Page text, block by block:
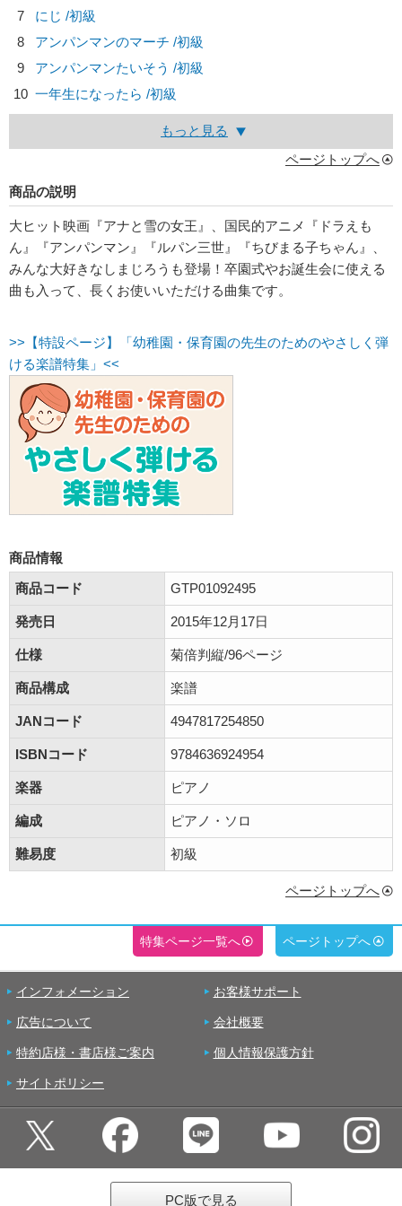
7
にじ /初級
8
アンパンマンのマーチ /初級
9
アンパンマンたいそう /初級
10 一年生になったら /初級
もっと見る
ページトップへ
商品の説明
大ヒット映画『アナと雪の女王』、国民的アニメ『ドラえも
ん』『アンパンマン』『ルパン三世』『ちびまる子ちゃん』、
みんな大好きなしまじろうも登場！卒園式やお誕生会に使える
曲も入って、長くお使いいただける曲集です。
>>【特設ページ】「幼稚園・保育園の先生のためのやさしく弾
ける楽譜特集」<<
商品情報
商品コード
GTP01092495
発売日 2015年12月17日
仕様 菊倍判縦/96ページ
商品構成 楽譜
JANコード 4947817254850
ISBNコード 9784636924954
楽器 ピアノ
編成 ピアノ・ソロ
難易度 初級
ページトップへ
特集ページ一覧へ ページトップへ
インフォメーション お客様サポート
広告について 会社概要
特約店様・書店様ご案内 個人情報保護方針
サイトポリシー
PC版で見る